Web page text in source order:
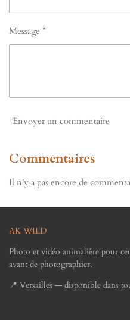
Message *
Envoyer un commentaire
Commentaires
Il n'y a pas encore de
AK WILD
Photo et vidéo animalière pour
avant de photographier.
📍 Versailles — disponible dans